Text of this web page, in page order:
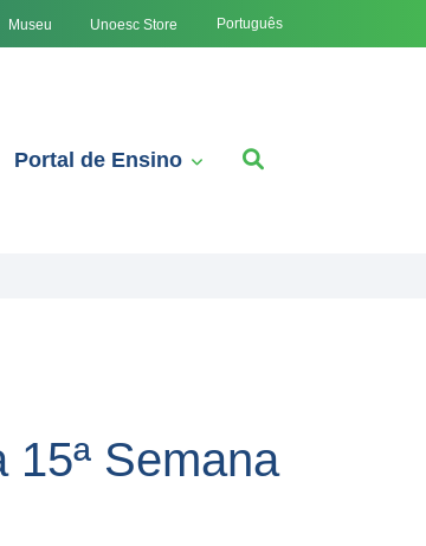
Museu Unoesc Store Português
Portal de Ensino
Semana